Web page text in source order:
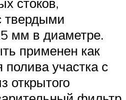
твердыми
мм в диаметре.
применен как
участка с
открытого